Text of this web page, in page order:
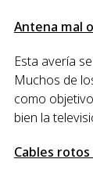
Antena mal
Esta avería
Muchos de
como objetivo
bien la
Cables